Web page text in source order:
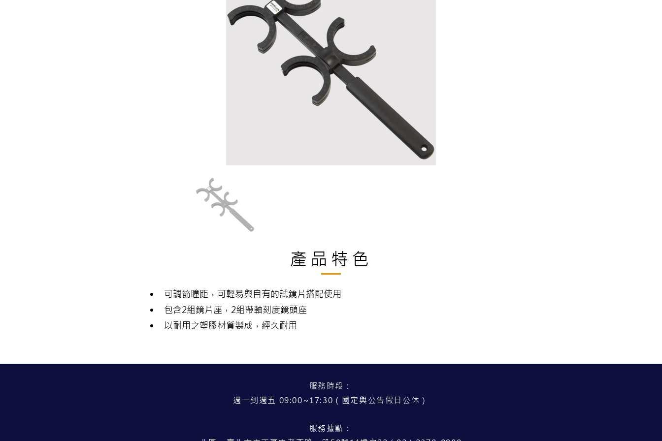
產品特色
可調節瞳距，可輕易與自有的試鏡片搭配使用
包含2組鏡片座，2組帶軸刻度鏡頭座
以耐用之塑膠材質製成，經久耐用
服務時段：
週一到週五 09:00~17:30（國定與公告假日公休）
服務據點：